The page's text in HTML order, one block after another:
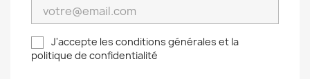
J'accepte les conditions générales et la
politique de confidentialité